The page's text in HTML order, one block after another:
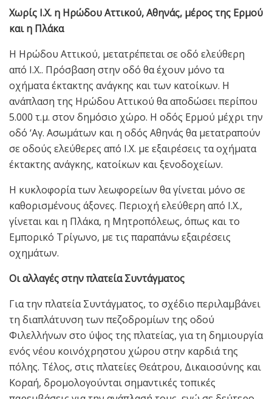
Χωρίς Ι.Χ. η Ηρώδου Αττικού, Αθηνάς, μέρος της Ερμού
και η Πλάκα
Η Ηρώδου Αττικού, μετατρέπεται σε οδό ελεύθερη
από Ι.Χ.. Πρόσβαση στην οδό θα έχουν μόνο τα
οχήματα έκτακτης ανάγκης και των κατοίκων. Η
ανάπλαση της Ηρώδου Αττικού θα αποδώσει περίπου
5.000 τ.μ. στον δημόσιο χώρο. Η οδός Ερμού μέχρι την
οδό ‘Αγ. Ασωμάτων και η οδός Αθηνάς θα μετατραπούν
σε οδούς ελεύθερες από Ι.Χ. με εξαιρέσεις τα οχήματα
έκτακτης ανάγκης, κατοίκων και ξενοδοχείων.
Η κυκλοφορία των λεωφορείων θα γίνεται μόνο σε
καθορισμένους άξονες. Περιοχή ελεύθερη από Ι.Χ.,
γίνεται και η Πλάκα, η Μητροπόλεως, όπως και το
Εμπορικό Τρίγωνο, με τις παραπάνω εξαιρέσεις
οχημάτων.
Οι αλλαγές στην πλατεία Συντάγματος
Για την πλατεία Συντάγματος, το σχέδιο περιλαμβάνει
τη διαπλάτυνση των πεζοδρομίων της οδού
Φιλελλήνων στο ύψος της πλατείας, για τη δημιουργία
ενός νέου κοινόχρηστου χώρου στην καρδιά της
πόλης. Τέλος, στις πλατείες Θεάτρου, Δικαιοσύνης και
Κοραή, δρομολογούνται σημαντικές τοπικές